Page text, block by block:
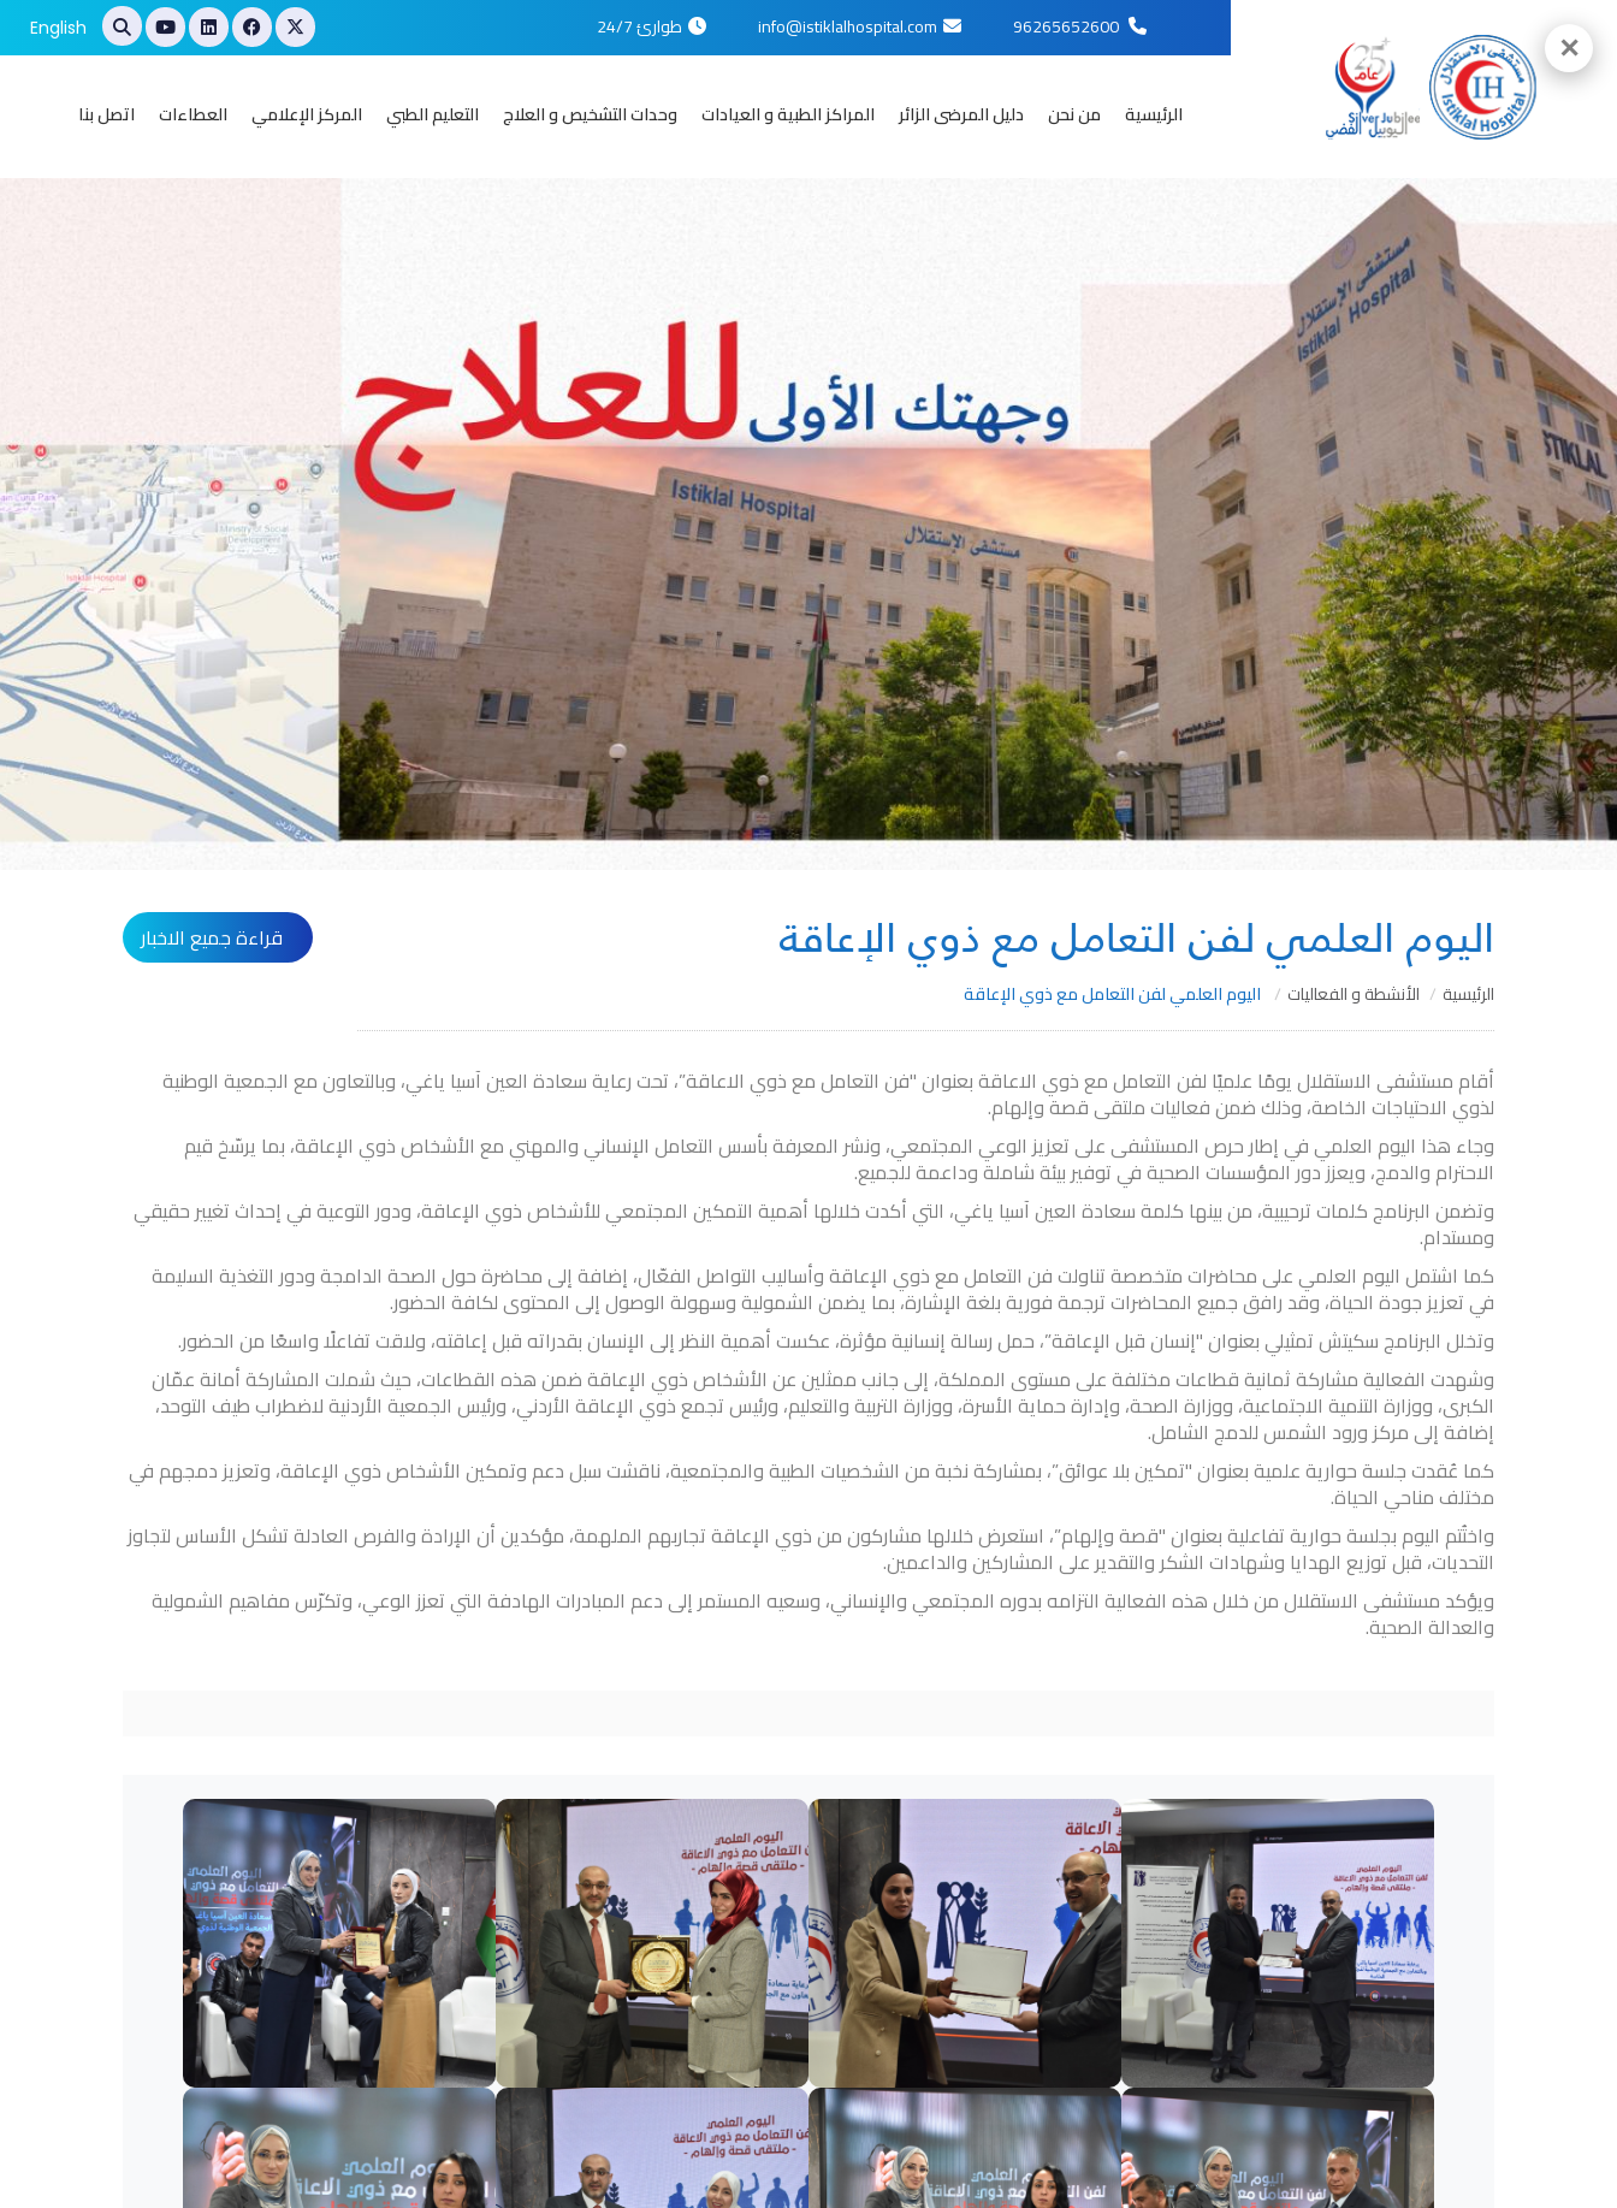
info@istiklalhospital.com طوارئ 24/7 English
الرئيسية من نحن دليل المرضى الزائر المراكز الطبية و العيادات وحدات التشخيص و العلاج التعليم الطبي المركز الإعلامي العطاءات اتصل بنا
اليوم العلمي لفن التعامل مع ذوي الإعاقة
الرئيسية الأنشطة و الفعاليات اليوم العلمي لفن التعامل مع ذوي الإعاقة
قراءة جميع الاخبار
أقام مستشفى الاستقلال يومًا علميًا لفن التعامل مع ذوي الاعاقة بعنوان "فن التعامل مع ذوي الاعاقة”، تحت رعاية سعادة العين آسيا ياغي، وبالتعاون مع الجمعية الوطنية
لذوي الاحتياجات الخاصة، وذلك ضمن فعاليات ملتقى قصة وإلهام.
وجاء هذا اليوم العلمي في إطار حرص المستشفى على تعزيز الوعي المجتمعي، ونشر المعرفة بأسس التعامل الإنساني والمهني مع الأشخاص ذوي الإعاقة، بما يرسّخ قيم
الاحترام والدمج، ويعزز دور المؤسسات الصحية في توفير بيئة شاملة وداعمة للجميع.
وتضمن البرنامج كلمات ترحيبية، من بينها كلمة سعادة العين آسيا ياغي، التي أكدت خلالها أهمية التمكين المجتمعي للأشخاص ذوي الإعاقة، ودور التوعية في إحداث تغيير حقيقي
ومستدام.
كما اشتمل اليوم العلمي على محاضرات متخصصة تناولت فن التعامل مع ذوي الإعاقة وأساليب التواصل الفعّال، إضافة إلى محاضرة حول الصحة الدامجة ودور التغذية السليمة
في تعزيز جودة الحياة، وقد رافق جميع المحاضرات ترجمة فورية بلغة الإشارة، بما يضمن الشمولية وسهولة الوصول إلى المحتوى لكافة الحضور.
وتخلل البرنامج سكيتش تمثيلي بعنوان "إنسان قبل الإعاقة”، حمل رسالة إنسانية مؤثرة، عكست أهمية النظر إلى الإنسان بقدراته قبل إعاقته، ولاقت تفاعلًا واسعًا من الحضور.
وشهدت الفعالية مشاركة ثمانية قطاعات مختلفة على مستوى المملكة، إلى جانب ممثلين عن الأشخاص ذوي الإعاقة ضمن هذه القطاعات، حيث شملت المشاركة أمانة عمّان
الكبرى، ووزارة التنمية الاجتماعية، ووزارة الصحة، وإدارة حماية الأسرة، ووزارة التربية والتعليم، ورئيس تجمع ذوي الإعاقة الأردني، ورئيس الجمعية الأردنية لاضطراب طيف التوحد،
إضافة إلى مركز ورود الشمس للدمج الشامل.
كما عُقدت جلسة حوارية علمية بعنوان "تمكين بلا عوائق”، بمشاركة نخبة من الشخصيات الطبية والمجتمعية، ناقشت سبل دعم وتمكين الأشخاص ذوي الإعاقة، وتعزيز دمجهم في
مختلف مناحي الحياة.
واختُتم اليوم بجلسة حوارية تفاعلية بعنوان "قصة وإلهام”، استعرض خلالها مشاركون من ذوي الإعاقة تجاربهم الملهمة، مؤكدين أن الإرادة والفرص العادلة تشكل الأساس لتجاوز
التحديات، قبل توزيع الهدايا وشهادات الشكر والتقدير على المشاركين والداعمين.
ويؤكد مستشفى الاستقلال من خلال هذه الفعالية التزامه بدوره المجتمعي والإنساني، وسعيه المستمر إلى دعم المبادرات الهادفة التي تعزز الوعي، وتكرّس مفاهيم الشمولية
والعدالة الصحية.
✕